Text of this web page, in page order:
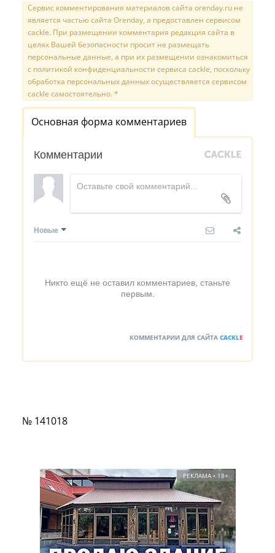
Сервис комментирования материалов сайта orenday.ru не
является частью сайта Orenday, а предоставлен сервисом
cackle. При размещении комментария редакция сайта в
целях Вашей безопасности просит не размещать
персональные данные, а при их размещении ознакомиться
с политикой конфиденциальности сервиса cackle, поскольку
обработка персональных данных осуществляется сервисом
cackle самостоятельно. *
Основная форма комментариев
Комментарии
Новые
Никто ещё не оставил комментариев, станьте
первым.
КОММЕНТАРИИ ДЛЯ САЙТА CACKLE
№ 141018
РЕКЛАМА • 18+